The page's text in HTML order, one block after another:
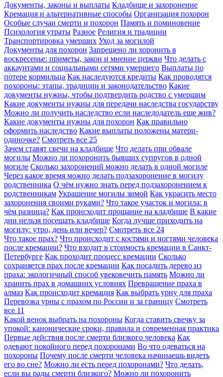
Документы, законы и выплаты Кладбище и захоронение
Кремация и альтернативные способы Организация похорон
Особые случаи смерти и похорон Память и поминовение
Психология утраты Разное Религия и традиции
Транспортировка умерших Уход за могилой
Документы для похорон Запрещено ли хоронить в
воскресенье: приметы, закон и мнение церкви Что делать с
аккаунтами и социальными сетями умершего Выплаты по
потере кормильца Как наследуются кредиты Как проводятся
похороны: этапы, традиции и законодательство Какие
документы нужны, чтобы подтвердить родство с умершим
Какие документы нужны для передачи наследства государству
Можно ли получить наследство если наследодатель еще жив?
Какие документы нужны для похорон Как правильно
оформить наследство Какие выплаты положены матери-
одиночке? Смотреть все 25
Зачем ставят свечи на кладбище Что делать при обвале
могилы Можно ли похоронить бывших супругов в одной
могиле Сколько захоронений можно делать в одной могиле
Через какое время можно делать подзахоронение в могилу
родственника О чём нужно знать перед подзахоронением к
родственникам Украшение могилы зимой Как украсить место
захоронения своими руками? Что такое участок и могила: в
чём разница? Как происходит прощание на кладбище В какие
дни нельзя посещать кладбище Когда лучше приходить на
могилу: утро, день или вечер? Смотреть все 24
Что такое прах? Что происходит с костями и ногтями человека
после кремации? Что входит в стоимость кремации в Санкт-
Петербурге Как проходит процесс кремации Сколько
сохраняется прах после кремации Как посадить дерево из
праха: экологичный способ увековечить память Можно ли
хранить прах в домашних условиях Превращение праха в
алмаз Как происходит кремация Как выбрать урну для праха
Перевозка урны с прахом по России и за границу Смотреть
все 11
Какой венок выбрать на похороны Когда ставить свечку за
упокой: канонические сроки, правила и современная практика
Первые действия после смерти близкого человека Как
одевают покойного перед похоронами Во что одеваться на
похороны Почему после смерти человека начинаешь видеть
его во сне? Можно ли есть перед похоронами? Что делать,
если вы рады смерти близкого? Можно ли похоронить